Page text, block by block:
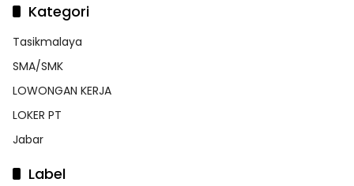
Kategori
Tasikmalaya
SMA/SMK
LOWONGAN KERJA
LOKER PT
Jabar
Label